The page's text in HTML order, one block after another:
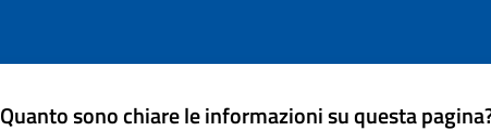
Quanto sono chiare le informazioni su questa